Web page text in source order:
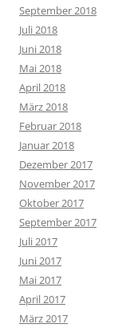
September 2018
Juli 2018
Juni 2018
Mai 2018
April 2018
März 2018
Februar 2018
Januar 2018
Dezember 2017
November 2017
Oktober 2017
September 2017
Juli 2017
Juni 2017
Mai 2017
April 2017
März 2017